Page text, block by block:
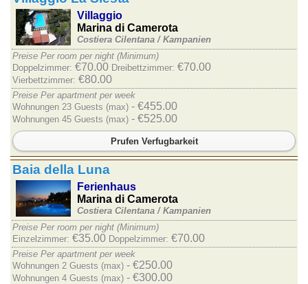
Villaggio
Marina di Camerota
Costiera Cilentana / Kampanien
Preise Per room per night (Minimum)
Doppelzimmer: €70.00 Dreibettzimmer: €70.00
Vierbettzimmer: €80.00
Preise Per apartment per week
Wohnungen 23 Guests (max) - €455.00
Wohnungen 45 Guests (max) - €525.00
Prufen Verfugbarkeit
Baia della Luna
Ferienhaus
Marina di Camerota
Costiera Cilentana / Kampanien
Preise Per room per night (Minimum)
Einzelzimmer: €35.00 Doppelzimmer: €70.00
Preise Per apartment per week
Wohnungen 2 Guests (max) - €250.00
Wohnungen 4 Guests (max) - €300.00